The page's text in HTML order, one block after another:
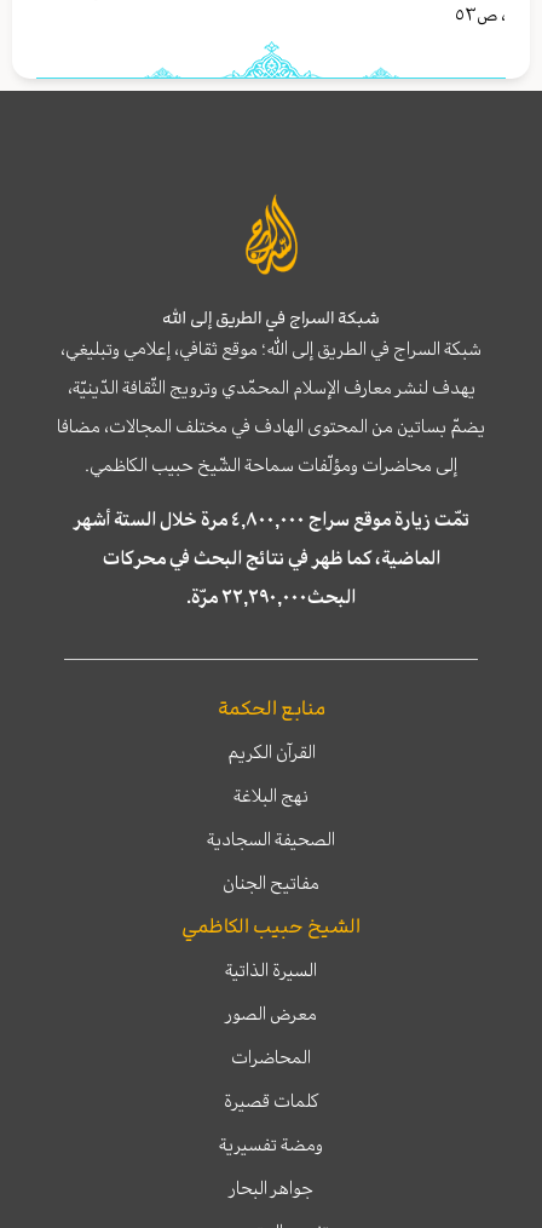
، ص٥٣
شبكة السراج في الطريق إلى الله
شبكة السراج في الطريق إلى الله؛ موقع ثقافي، إعلامي وتبليغي،
يهدف لنشر معارف الإسلام المحمّدي وترويج الثّقافة الدّينيّة،
يضمّ بساتين من المحتوى الهادف في مختلف المجالات، مضافا
إلى محاضرات ومؤلّفات سماحة الشّيخ حبيب الكاظمي.
تمّت زيارة موقع سراج ٤,٨٠٠,٠٠٠ مرة خلال الستة أشهر
الماضية، كما ظهر في نتائج البحث في محركات
البحث٢٢,٢٩٠,٠٠٠ مرّة.
منابع الحكمة
القرآن الكريم
نهج البلاغة
الصحيفة السجادية
مفاتيح الجنان
الشيخ حبيب الكاظمي
السيرة الذاتية
معرض الصور
المحاضرات
كلمات قصيرة
ومضة تفسيرية
جواهر البحار